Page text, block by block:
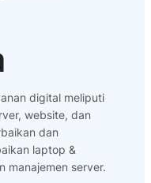
digital meliputi
website, dan
dan
laptop &
manajemen server.